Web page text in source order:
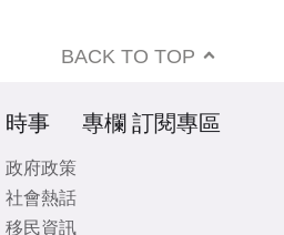
BACK TO TOP
時事
政府政策
社會熱話
移民資訊
專欄 訂閱專區